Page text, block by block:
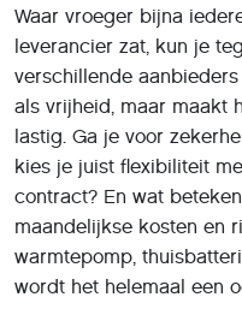
Waar vroeger bijna
leverancier zat, kun je
verschillende
als vrijheid, maar maakt
lastig. Ga je voor
kies je juist flexibiliteit
contract? En wat
maandelijkse kosten en
warmtepomp,
wordt het helemaal een